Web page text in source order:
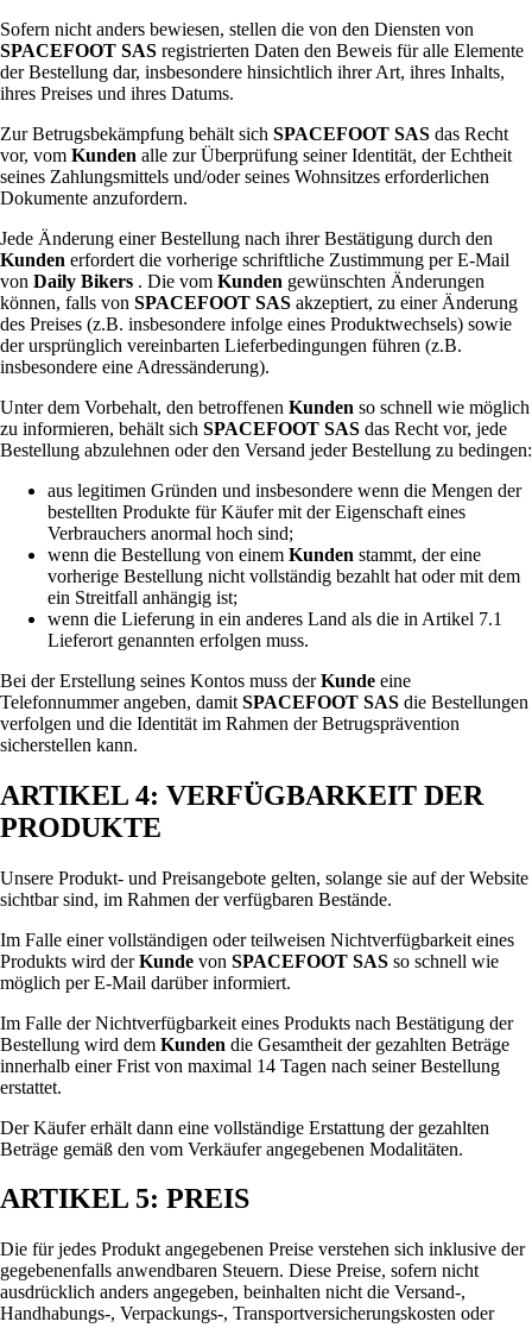
Sofern nicht anders bewiesen, stellen die von den Diensten von
SPACEFOOT SAS registrierten Daten den Beweis für alle Elemente
der Bestellung dar, insbesondere hinsichtlich ihrer Art, ihres Inhalts,
ihres Preises und ihres Datums.
Zur Betrugsbekämpfung behält sich SPACEFOOT SAS das Recht
vor, vom Kunden alle zur Überprüfung seiner Identität, der Echtheit
seines Zahlungsmittels und/oder seines Wohnsitzes erforderlichen
Dokumente anzufordern.
Jede Änderung einer Bestellung nach ihrer Bestätigung durch den
Kunden erfordert die vorherige schriftliche Zustimmung per E-Mail
von Daily Bikers . Die vom Kunden gewünschten Änderungen
können, falls von SPACEFOOT SAS akzeptiert, zu einer Änderung
des Preises (z.B. insbesondere infolge eines Produktwechsels) sowie
der ursprünglich vereinbarten Lieferbedingungen führen (z.B.
insbesondere eine Adressänderung).
Unter dem Vorbehalt, den betroffenen Kunden so schnell wie möglich
zu informieren, behält sich SPACEFOOT SAS das Recht vor, jede
Bestellung abzulehnen oder den Versand jeder Bestellung zu bedingen:
aus legitimen Gründen und insbesondere wenn die Mengen der
bestellten Produkte für Käufer mit der Eigenschaft eines
Verbrauchers anormal hoch sind;
wenn die Bestellung von einem Kunden stammt, der eine
vorherige Bestellung nicht vollständig bezahlt hat oder mit dem
ein Streitfall anhängig ist;
wenn die Lieferung in ein anderes Land als die in Artikel 7.1
Lieferort genannten erfolgen muss.
Bei der Erstellung seines Kontos muss derKunde eine
Telefonnummer angeben, damit SPACEFOOT SAS die Bestellungen
verfolgen und die Identität im Rahmen der Betrugsprävention
sicherstellen kann.
ARTIKEL 4: VERFÜGBARKEIT DER
PRODUKTE
Unsere Produkt- und Preisangebote gelten, solange sie auf der Website
sichtbar sind, im Rahmen der verfügbaren Bestände.
Im Falle einer vollständigen oder teilweisen Nichtverfügbarkeit eines
Produkts wird derKunde von SPACEFOOT SAS so schnell wie
möglich per E-Mail darüber informiert.
Im Falle der Nichtverfügbarkeit eines Produkts nach Bestätigung der
Bestellung wird dem Kunden die Gesamtheit der gezahlten Beträge
innerhalb einer Frist von maximal 14 Tagen nach seiner Bestellung
erstattet.
Der Käufer erhält dann eine vollständige Erstattung der gezahlten
Beträge gemäß den vom Verkäufer angegebenen Modalitäten.
ARTIKEL 5: PREIS
Die für jedes Produkt angegebenen Preise verstehen sich inklusive der
gegebenenfalls anwendbaren Steuern. Diese Preise, sofern nicht
ausdrücklich anders angegeben, beinhalten nicht die Versand-,
Handhabungs-, Verpackungs-, Transportversicherungskosten oder